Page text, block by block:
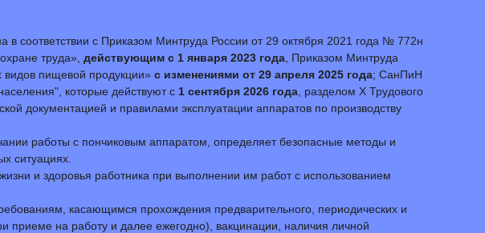
в соответствии с Приказом Минтруда России от 29 октября 2021 года № 772н
труда», действующим с 1 января 2023 года , Приказом Минтруда
пищевой продукции» с изменениями от 29 апреля 2025 года; СанПиН
которые действуют с 1 сентября 2026 года , разделом Х Трудового
документацией и правилами эксплуатации аппаратов по производству
работы с пончиковым аппаратом, определяет безопасные методы и
ситуациях.
и здоровья работника при выполнении им работ с использованием
касающимся прохождения предварительного, периодических и
приеме на работу и далее ежегодно), вакцинации, наличия личной